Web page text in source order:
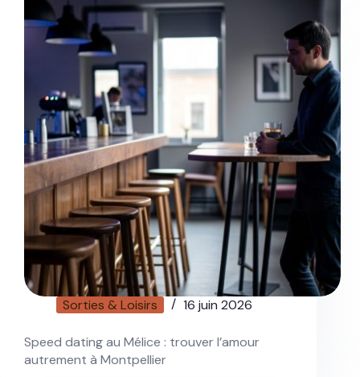
Sorties & Loisirs 16 juin 2026
Speed dating au Mélice : trouver l’amour
autrement à Montpellier